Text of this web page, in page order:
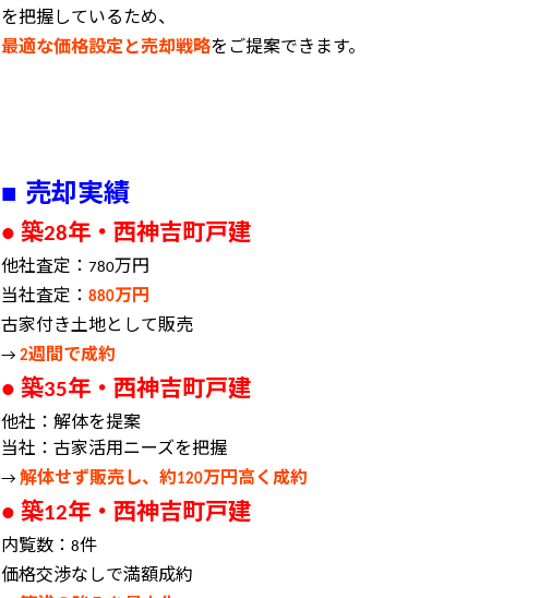
を把握しているため、
最適な価格設定と売却戦略をご提案できます。
■ 売却実績
● 築28年・西神吉町戸建
他社査定： 780万円
当社査定： 880万円
古家付き土地として販売
→ 2週間で成約
● 築35年・西神吉町戸建
他社：解体を提案
当社：古家活用ニーズを把握
→ 解体せず販売し、約120万円高く成約
● 築12年・西神吉町戸建
内覧数： 8件
価格交渉なしで満額成約